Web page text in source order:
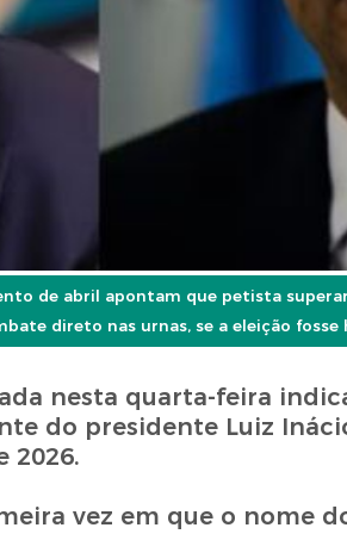
de abril apontam que petista
direto nas urnas, se a eleição fosse
nesta quarta-feira
do presidente Luiz
2026.
vez em que o nome